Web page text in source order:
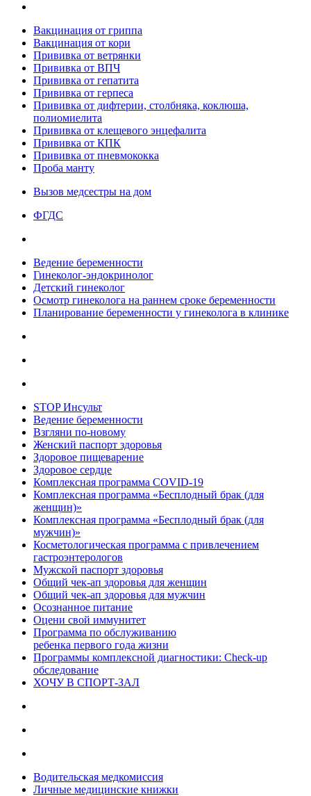
Вакцинация от гриппа
Вакцинация от кори
Прививка от ветрянки
Прививка от ВПЧ
Прививка от гепатита
Прививка от герпеса
Прививка от дифтерии, столбняка, коклюша,
полиомиелита
Прививка от клещевого энцефалита
Прививка от КПК
Прививка от пневмококка
Проба манту
Вызов медсестры на дом
ФГДС
Ведение беременности
Гинеколог-эндокринолог
Детский гинеколог
Осмотр гинеколога на раннем сроке беременности
Планирование беременности у гинеколога в клинике
STOP Инсульт
Ведение беременности
Взгляни по-новому
Женский паспорт здоровья
Здоровое пищеварение
Здоровое сердце
Комплексная программа COVID-19
Комплексная программа «Бесплодный брак (для
женщин)»
Комплексная программа «Бесплодный брак (для
мужчин)»
Косметологическая программа с привлечением
гастроэнтерологов
Мужской паспорт здоровья
Общий чек-ап здоровья для женщин
Общий чек-ап здоровья для мужчин
Осознанное питание
Оцени свой иммунитет
Программа по обслуживанию
ребенка первого года жизни
Программы комплексной диагностики: Check-up
обследование
ХОЧУ В CПОРТ-ЗАЛ
Водительская медкомиссия
Личные медицинские книжки